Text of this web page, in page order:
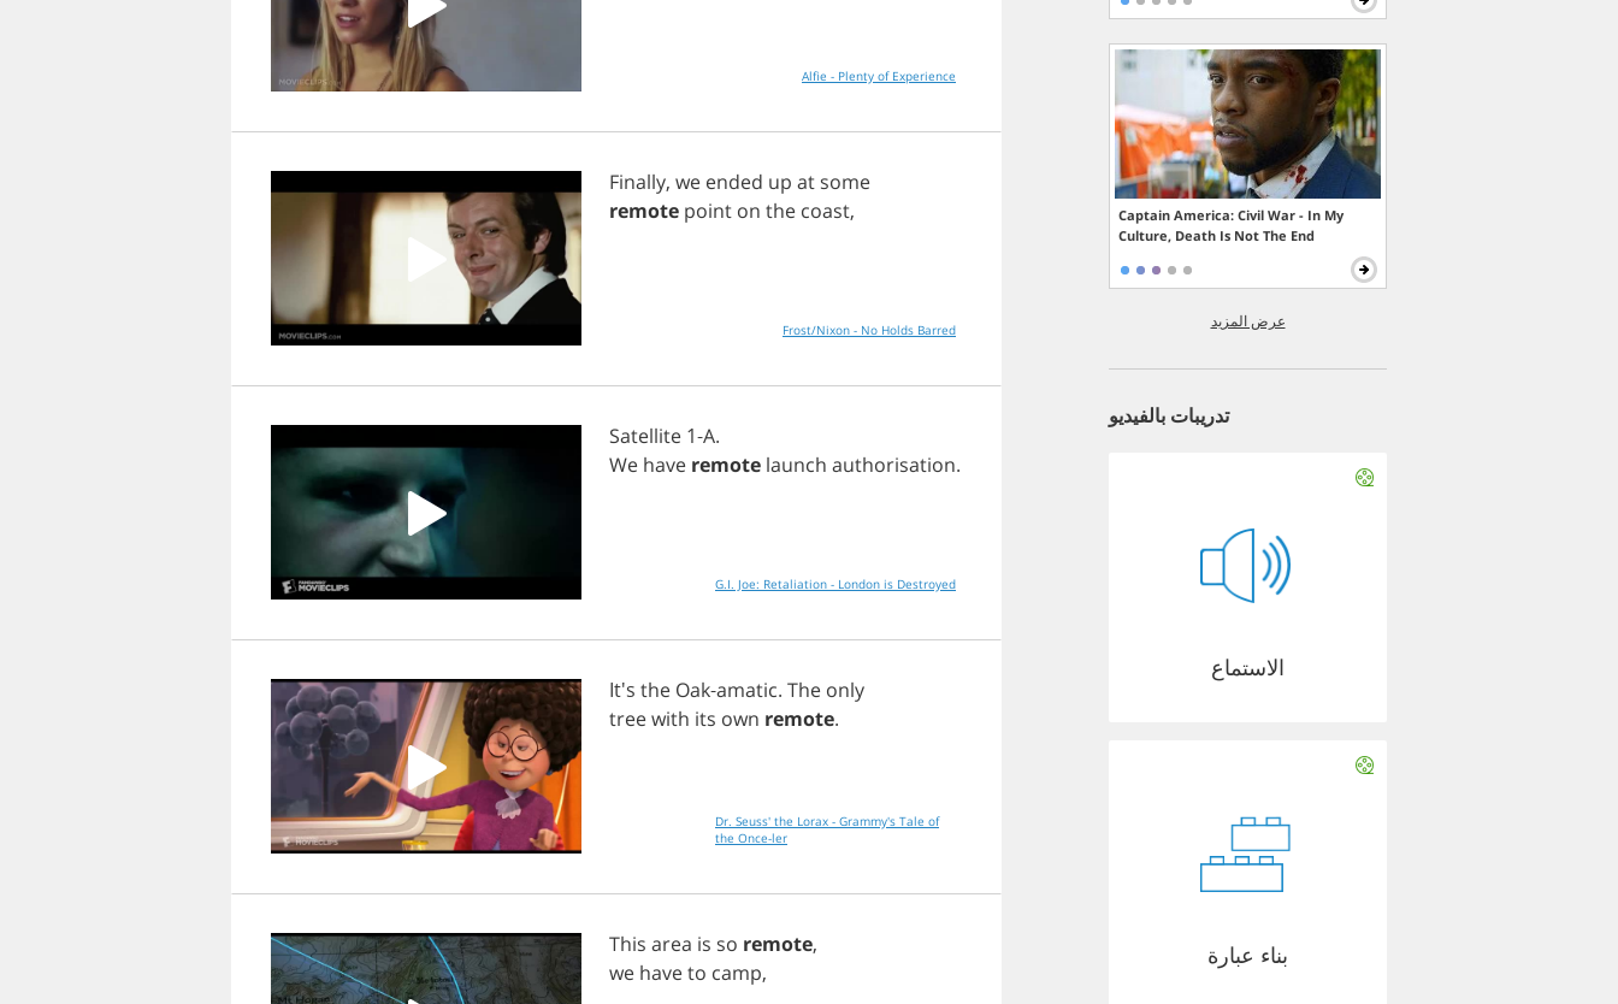
Alfie - Plenty of Experience
Finally, we ended up at some
remote point on the coast,
Frost/Nixon - No Holds Barred
Satellite 1-A.
We have remote launch authorisation.
G.I. Joe: Retaliation - London is Destroyed
It's the Oak-amatic. The only
treewith its own remote.
Dr. Seuss' the Lorax - Grammy's Tale of
the Once-ler
This area is so remote,
we haveto camp,
Captain America: Civil War - In My
Culture, Death Is Not The End
عرض المزيد
تدريبات بالفيديو
الاستماع
بناء عبارة